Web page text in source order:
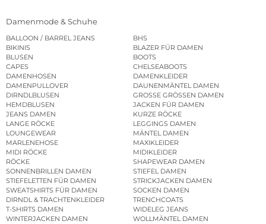
Damenmode & Schuhe
BALLOON / BARREL JEANS
BHS
BIKINIS
BLAZER FÜR DAMEN
BLUSEN
BOOTS
CAPES
CHELSEABOOTS
DAMENHOSEN
DAMENKLEIDER
DAMENPULLOVER
DAUNENMÄNTEL DAMEN
DIRNDLBLUSEN
GROSSE GRÖSSEN DAMEN
HEMDBLUSEN
JACKEN FÜR DAMEN
JEANS DAMEN
KURZE RÖCKE
LANGE RÖCKE
LEGGINGS DAMEN
LOUNGEWEAR
MÄNTEL DAMEN
MARLENEHOSE
MAXIKLEIDER
MIDI RÖCKE
MIDIKLEIDER
RÖCKE
SHAPEWEAR DAMEN
SONNENBRILLEN DAMEN
STIEFEL DAMEN
STIEFELETTEN FÜR DAMEN
STRICKJACKEN DAMEN
SWEATSHIRTS FÜR DAMEN
SOCKEN DAMEN
DIRNDL & TRACHTENKLEIDER
TRENCHCOATS
T-SHIRTS DAMEN
WIDELEG JEANS
WINTERJACKEN DAMEN
WOLLMÄNTEL DAMEN